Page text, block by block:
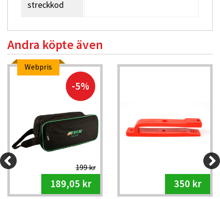
streckkod
Andra köpte även
Webpris
-5%
199 kr
189,05 kr 350 kr